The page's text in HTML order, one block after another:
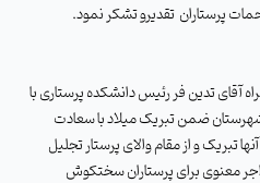
پرستاران تقدیرو تشکر نمود.
تدین فر رئیس دانشکده پرستاری با
ضمن تبریک میلاد با سعادت
تبریک و از مقام والای پرستار تجلیل
معنوی برای پرستاران سختکوش